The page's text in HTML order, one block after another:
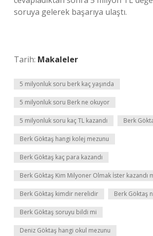
soruya gelerek başarıya ulaştı.
Tarih: Makaleler
5 milyonluk soru berk kaç yaşında
5 milyonluk soru Berk ne okuyor
5 milyonluk soru kaç TL kazandı Berk
Berk Göktaş hangi kolej mezunu
Berk Göktaş kaç para kazandı
Berk Göktaş Kim Milyoner Olmak İster kazandı
Berk Göktaş kimdir nerelidir Berk Göktaş
Berk Göktaş soruyu bildi mi
Deniz Göktaş hangi okul mezunu